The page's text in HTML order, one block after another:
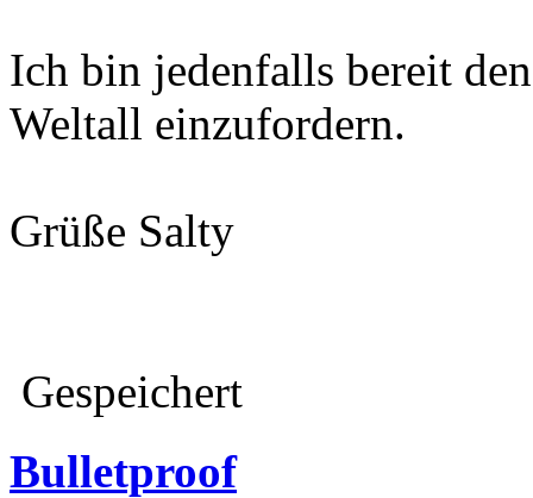
Ich bin jedenfalls bereit
Weltall einzufordern.
Grüße Salty
Gespeichert
Bulletproof